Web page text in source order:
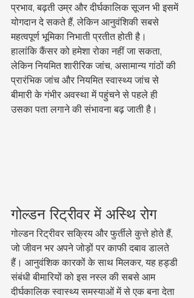
प्रभाव, बढ़ती उम्र और दीर्घकालिक सूजन भी इसमें
योगदान दे सकते हैं, लेकिन आनुवंशिकी सबसे
महत्वपूर्ण भूमिका निभाती प्रतीत होती है।
हालांकि कैंसर को हमेशा रोका नहीं जा सकता,
लेकिन नियमित शारीरिक जांच, असामान्य गांठों की
प्रारंभिक जांच और नियमित स्वास्थ्य जांच से
बीमारी के गंभीर अवस्था में पहुंचने से पहले ही
उसका पता लगाने की संभावना बढ़ जाती है।
गोल्डन रिट्रीवर में अस्थि रोग
गोल्डन रिट्रीवर सक्रिय और फुर्तीले कुत्ते होते हैं,
जो जीवन भर अपने जोड़ों पर काफी दबाव डालते
हैं। आनुवंशिक कारकों के साथ मिलकर, यह हड्डी
संबंधी बीमारियों को इस नस्ल की सबसे आम
दीर्घकालिक स्वास्थ्य समस्याओं में से एक बना देता